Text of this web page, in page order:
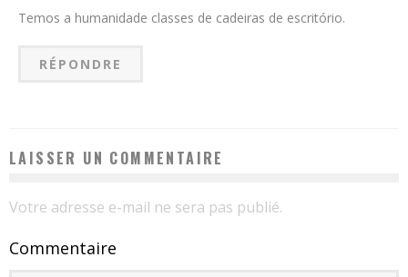
Temos a humanidade classes de cadeiras de escritório.
RÉPONDRE
LAISSER UN COMMENTAIRE
Votre adresse e-mail ne sera pas publié.
Commentaire